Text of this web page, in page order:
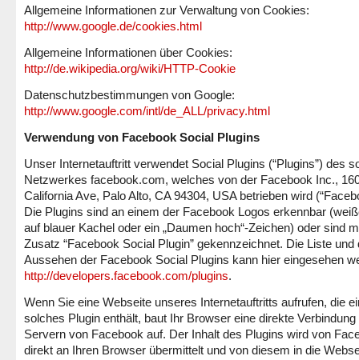
Allgemeine Informationen zur Verwaltung von Cookies:
http://www.google.de/cookies.html
Allgemeine Informationen über Cookies:
http://de.wikipedia.org/wiki/HTTP-Cookie
Datenschutzbestimmungen von Google:
http://www.google.com/intl/de_ALL/privacy.html
Verwendung von Facebook Social Plugins
Unser Internetauftritt verwendet Social Plugins (“Plugins”) des
Netzwerkes facebook.com, welches von der Facebook Inc.,
California Ave, Palo Alto, CA 94304, USA betrieben wird
Die Plugins sind an einem der Facebook Logos erkennbar
auf blauer Kachel oder ein „Daumen hoch“-Zeichen) oder sind
Zusatz “Facebook Social Plugin” gekennzeichnet. Die Liste und
Aussehen der Facebook Social Plugins kann hier eingesehen
http://developers.facebook.com/plugins.
Wenn Sie eine Webseite unseres Internetauftritts aufrufen, die
solches Plugin enthält, baut Ihr Browser eine direkte Verbindung
Servern von Facebook auf. Der Inhalt des Plugins wird von
direkt an Ihren Browser übermittelt und von diesem in die